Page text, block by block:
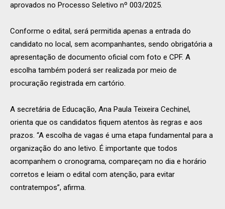
aprovados no Processo Seletivo nº 003/2025.
Conforme o edital, será permitida apenas a entrada do
candidato no local, sem acompanhantes, sendo obrigatória a
apresentação de documento oficial com foto e CPF. A
escolha também poderá ser realizada por meio de
procuração registrada em cartório.
A secretária de Educação, Ana Paula Teixeira Cechinel,
orienta que os candidatos fiquem atentos às regras e aos
prazos. “A escolha de vagas é uma etapa fundamental para a
organização do ano letivo. É importante que todos
acompanhem o cronograma, compareçam no dia e horário
corretos e leiam o edital com atenção, para evitar
contratempos”, afirma.